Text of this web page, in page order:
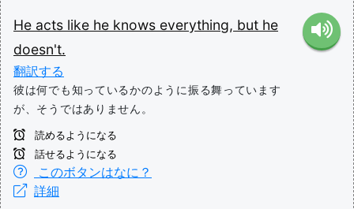
He acts like he knows everything, but he
doesn't.
翻訳する
彼は何でも知っているかのように振る舞っています
が、そうではありません。
読めるようになる
話せるようになる
このボタンはなに？
詳細